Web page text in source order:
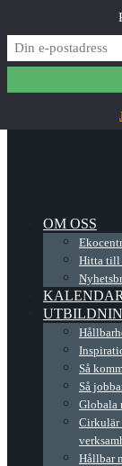
✕Main Menu
OM OSS
Hitta till
Så
Så
Globala
Cirkulär
Hållbar